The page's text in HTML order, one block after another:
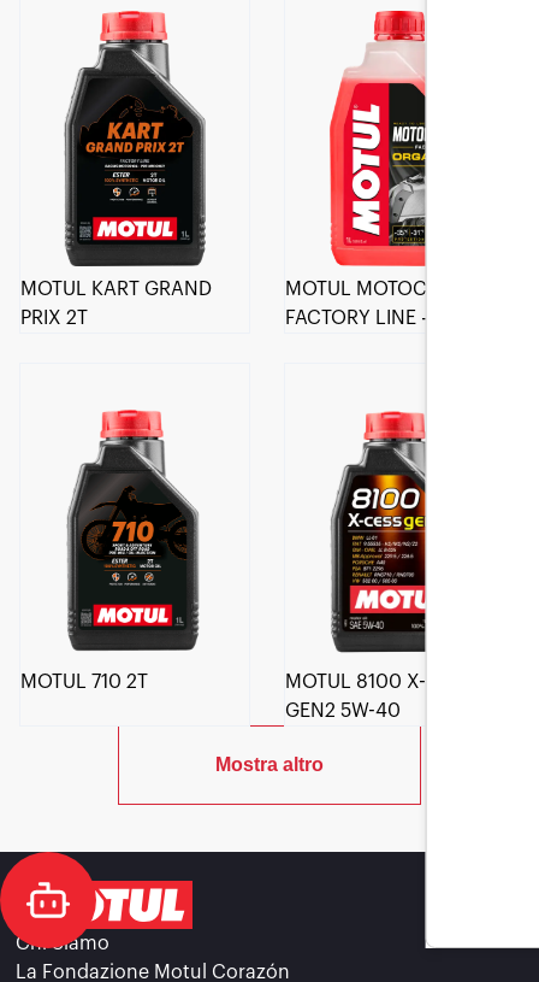
MOTUL KART GRAND
PRIX 2T
MOTUL MOTOCOOL
FACTORY LINE -35°C
MOTUL 710 2T
MOTUL 8100 X-CESS
GEN2 5W-40
Mostra altro
Chi Siamo
La Fondazione Motul Corazón